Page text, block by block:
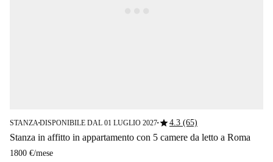
STANZA ■DISPONIBILE DAL 01 LUGLIO 2027■star4.3 (65)
Stanza in affitto in appartamento con 5 camere da letto a Roma
1800 €/mese